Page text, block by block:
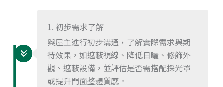
1. 初步需求了解
與屋主進行初步溝通，了解實際需求與期
待效果，如遮蔽視線、降低日曬、修飾外
觀、遮蔽設備，並評估是否需搭配採光罩
或提升門面整體質感。